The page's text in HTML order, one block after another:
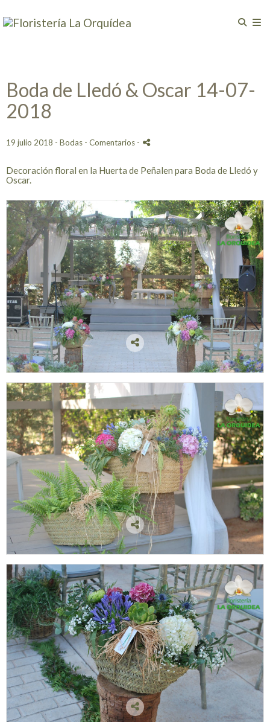
Boda de Lledó & Oscar 14-07-
2018
19 julio 2018 - Bodas - Comentarios -
Decoración floral en la Huerta de Peñalen para Boda de Lledó y
Oscar.